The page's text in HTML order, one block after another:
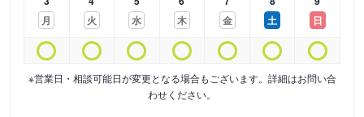
月
火
水
木
金
土
日
※営業日・相談可能日が変更となる場合もございます。詳細はお問い合
わせください。